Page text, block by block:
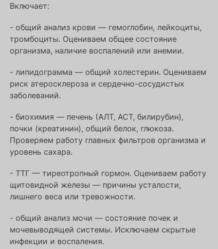
Включает:
- общий анализ крови — гемоглобин, лейкоциты,
тромбоциты. Оцениваем общее состояние
организма, наличие воспалений или анемии.
- липидограмма — общий холестерин. Оцениваем
риск атеросклероза и сердечно-сосудистых
заболеваний.
- биохимия — печень (АЛТ, АСТ, билирубин),
почки (креатинин), общий белок, глюкоза.
Проверяем работу главных фильтров организма и
уровень сахара.
- ТТГ — тиреотропный гормон. Оцениваем работу
щитовидной железы — причины усталости,
лишнего веса или тревожности.
- общий анализ мочи — состояние почек и
мочевыводящей системы. Исключаем скрытые
инфекции и воспаления.